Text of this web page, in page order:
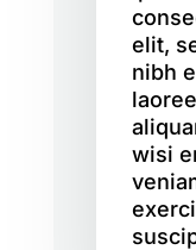
elit,
nibh
wisi